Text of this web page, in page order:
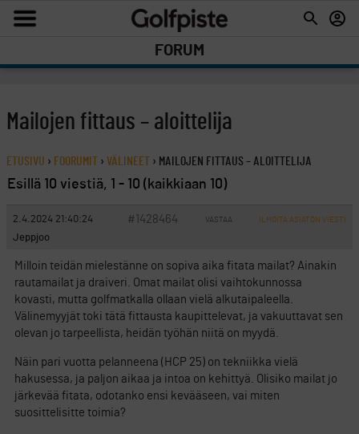
FORUM
Mailojen fittaus – aloittelija
ETUSIVU › FOORUMIT › VÄLINEET › MAILOJEN FITTAUS – ALOITTELIJA
Esillä 10 viestiä, 1 - 10 (kaikkiaan 10)
2.4.2024 21:40:24 #1428464 VASTAA ILMOITA ASIATON VIESTI
Jeppjoo
Milloin teidän mielestänne on sopiva aika fitata mailat? Ainakin
rautamailat ja draiveri. Omat mailat olisi vaihtokunnossa
kovasti, mutta golfmatkalla ollaan vielä alkutaipaleella.
Välinemyyjät toki tätä fittausta kaupittelevat, ja vakuuttavat sen
olevan jo tarpeellista, heidän työhän niitä on myydä.
Näin pari vuotta pelanneena (HCP 25) on tekniikka vielä
hakusessa, ja paljon aikaa ja intoa on kehittyä. Olisiko mailat jo
järkevää fitata, odotanko ensi kevääseen, vai miten
suosittelisitte toimia?